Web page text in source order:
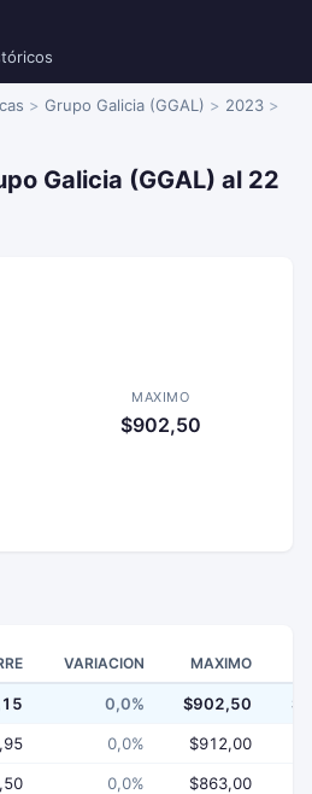
Grupo Galicia (GGAL)
2023
Galicia (GGAL) al 22
MAXIMO
$902,50
VARIACION MAXIMO
0,0% $902,50
0,0% $912,00
0,0% $863,00